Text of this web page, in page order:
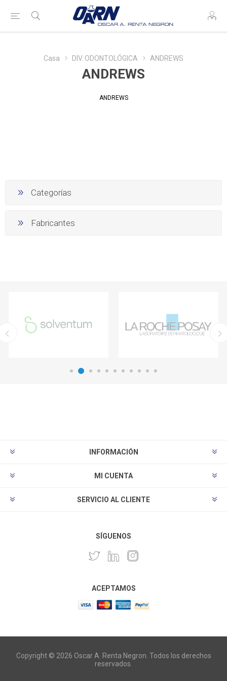
Casa DIV. ODONTOLÓGICA ANDREWS
ANDREWS
ANDREWS
Categorías
Fabricantes
INFORMACIÓN
MI CUENTA
SERVICIO AL CLIENTE
SÍGUENOS
ACEPTAMOS
Copyright © 2026 Oscar A. Renta Negron. Todos los derechos
reservados.